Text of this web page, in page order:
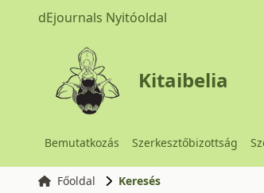
dEjournals Nyitóoldal
Kitaibelia
Bemutatkozás Szerkesztőbizottság
Főoldal Keresés